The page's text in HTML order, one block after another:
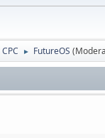
► FutureOS